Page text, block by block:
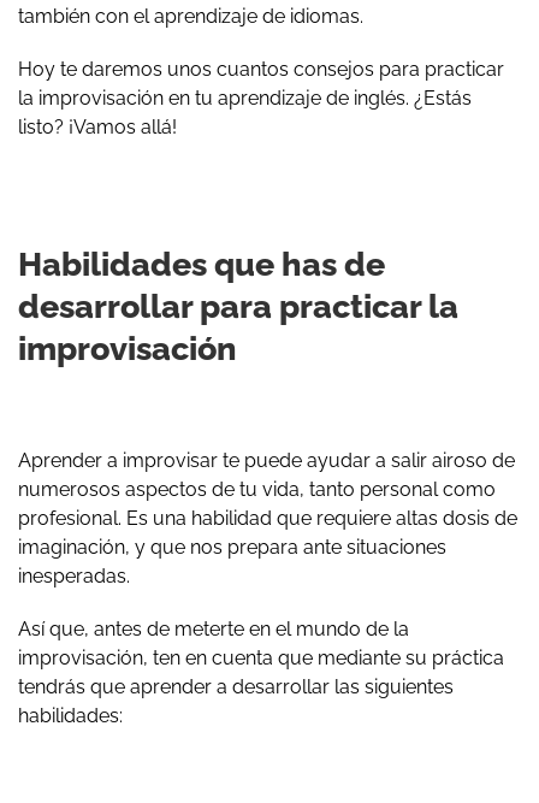
también con el aprendizaje de idiomas.
Hoy te daremos unos cuantos consejos para practicar
la improvisación en tu aprendizaje de inglés. ¿Estás
listo? ¡Vamos allá!
Habilidades que has de
desarrollar para practicar la
improvisación
Aprender a improvisar te puede ayudar a salir airoso de
numerosos aspectos de tu vida, tanto personal como
profesional. Es una habilidad que requiere altas dosis de
imaginación, y que nos prepara ante situaciones
inesperadas.
Así que, antes de meterte en el mundo de la
improvisación, ten en cuenta que mediante su práctica
tendrás que aprender a desarrollar las siguientes
habilidades: